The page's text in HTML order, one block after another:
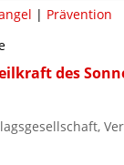
| Prävention
des